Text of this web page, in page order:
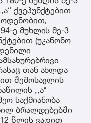
ქვეპუნქტებით
ე მუხლის მე-3
(უკანონო
თან ახლდა
შემოსავლის
,,ა“
საქმიანობა
ბრალდებებში
წლის ვადით